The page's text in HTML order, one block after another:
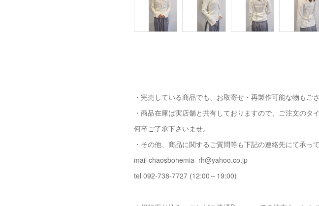
・完売している商品でも、お取寄せ・再製作可能な物もご
・商品在庫は実店舗と共有しておりますので、ご注文のタ
何卒ご了承下さいませ。
・その他、商品に関するご質問等も下記の連絡先にて承っ
mail chaosbohemia_rh@yahoo.co.jp
tel 092-738-7727 (12:00～19:00)